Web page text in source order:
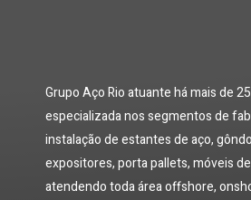
Grupo Aço Rio atuante há mais de
especializada nos segmentos de
instalação de estantes de aço,
expositores, porta pallets, móveis
atendendo toda área offshore,